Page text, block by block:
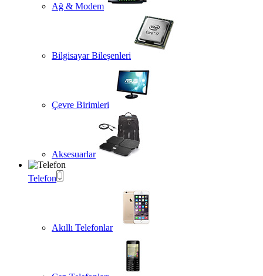
Ağ & Modem
Bilgisayar Bileşenleri
Çevre Birimleri
Aksesuarlar
Telefon
Akıllı Telefonlar